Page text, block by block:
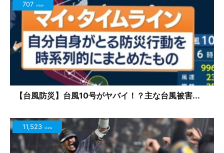
707 view
【台風防災】台風10号がヤバイ！？主な台風被害...
11,523 view